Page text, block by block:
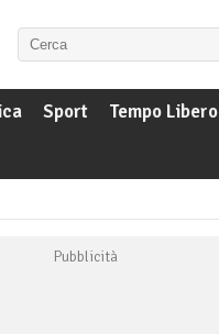
Sport
Tempo Libero